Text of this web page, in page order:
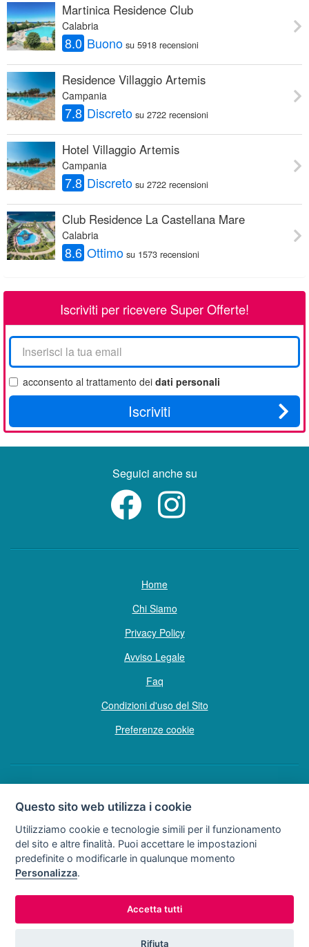
Martinica Residence Club
Calabria
8.0 Buono su 5918 recensioni
Residence Villaggio Artemis
Campania
7.8 Discreto su 2722 recensioni
Hotel Villaggio Artemis
Campania
7.8 Discreto su 2722 recensioni
Club Residence La Castellana Mare
Calabria
8.6 Ottimo su 1573 recensioni
Iscriviti per ricevere Super Offerte!
La
tua
email
acconsento al trattamento dei dati personali
Iscriviti
Seguici anche su
Home
Chi Siamo
Privacy Policy
Avviso Legale
Faq
Condizioni d'uso del Sito
Preferenze cookie
Copyright © Tutti i diritti sono riservati
Soggetto sottoposto a direzione e coordinamento della F.lli Dionisi S.r.L.
unipersonale
via A. Costa n° 2 - 63822 P. S. Giorgio (FM)
R.E.A. FM-200734
Tel:0734.278024o0734.671500
Questo sito web utilizza i cookie
Utilizziamo cookie e tecnologie simili per il funzionamento
del sito e altre finalità. Puoi accettare le impostazioni
predefinite o modificarle in qualunque momento
Personalizza.
Accetta tutti
Rifiuta